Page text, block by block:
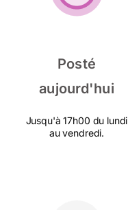
Posté
aujourd'hui
Jusqu'à 17h00 du lundi
au vendredi.